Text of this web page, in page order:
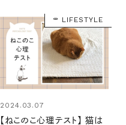
LIFESTYLE
2024.03.07
【ねこのこ心理テスト】 猫は